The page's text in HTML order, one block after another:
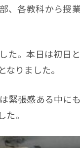
、各教科から授
た。本日は初日
なりました。
緊張感ある中に
。